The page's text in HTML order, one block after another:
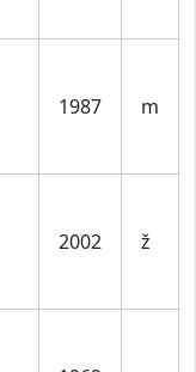
1987 m
2002 ž